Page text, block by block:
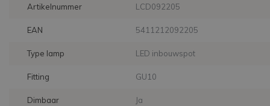
Artikelnummer LCD092205
EAN 5411212092205
Type lamp LED inbouwspot
Fitting GU10
Dimbaar Ja